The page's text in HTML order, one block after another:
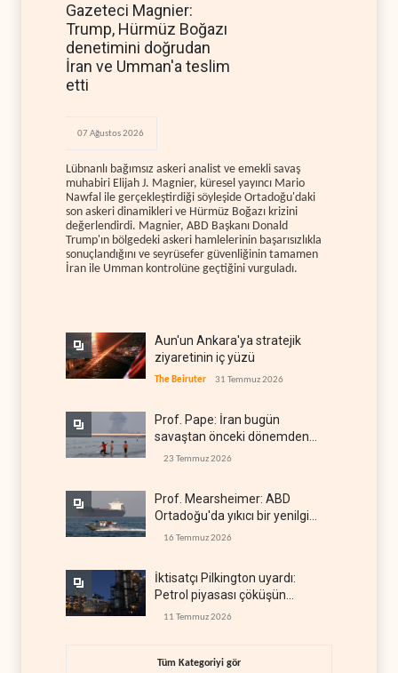
Gazeteci Magnier:
Trump, Hürmüz Boğazı
denetimini doğrudan
İran ve Umman'a teslim
etti
07 Ağustos 2026
Lübnanlı bağımsız askeri analist ve emekli savaş
muhabiri Elijah J. Magnier, küresel yayıncı Mario
Nawfal ile gerçekleştirdiği söyleşide Ortadoğu'daki
son askeri dinamikleri ve Hürmüz Boğazı krizini
değerlendirdi. Magnier, ABD Başkanı Donald
Trump'ın bölgedeki askeri hamlelerinin başarısızlıkla
sonuçlandığını ve seyrüsefer güvenliğinin tamamen
İran ile Umman kontrolüne geçtiğini vurguladı.
Aun'un Ankara'ya stratejik
ziyaretinin iç yüzü
The Beiruter 31 Temmuz 2026
Prof. Pape: İran bugün
savaştan önceki dönemden
çok daha güçlü
23 Temmuz 2026
Prof. Mearsheimer: ABD
Ortadoğu'da yıkıcı bir yenilgi
aldı
16 Temmuz 2026
İktisatçı Pilkington uyardı:
Petrol piyasası çöküşün
eşiğinde
11 Temmuz 2026
Tüm Kategoriyi gör